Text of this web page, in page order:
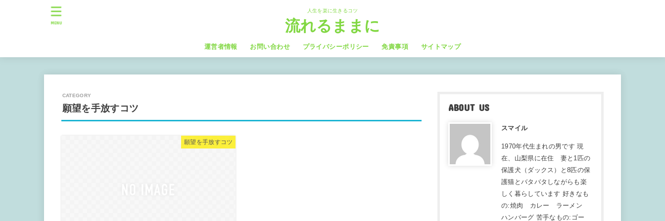
人生を楽に生きるコツ
流れるままに
運営者情報 お問い合わせ プライバシーポリシー 免責事項 サイトマップ
MENU
願望を手放すコツ
願望を手放すコツ
ABOUT US
スマイル
1970年代生まれの男です 現
在、山梨県に在住 妻と1匹の
保護犬（ダックス）と8匹の保
護猫とバタバタしながらも楽
しく暮らしています 好きなも
の:焼肉 カレー ラーメン
ハンバーグ 苦手なもの:ゴー